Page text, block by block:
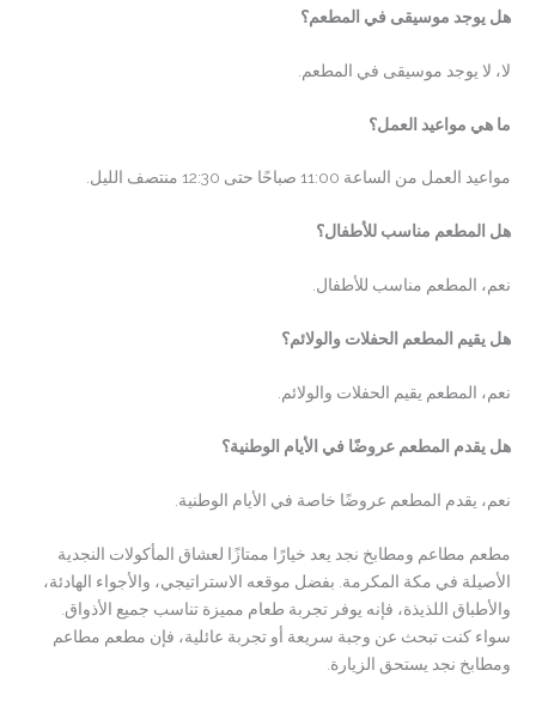
هل يوجد موسيقى في المطعم؟
لا، لا يوجد موسيقى في المطعم.
ما هي مواعيد العمل؟
مواعيد العمل من الساعة 11:00 صباحًا حتى 12:30 منتصف الليل.
هل المطعم مناسب للأطفال؟
نعم، المطعم مناسب للأطفال.
هل يقيم المطعم الحفلات والولائم؟
نعم، المطعم يقيم الحفلات والولائم.
هل يقدم المطعم عروضًا في الأيام الوطنية؟
نعم، يقدم المطعم عروضًا خاصة في الأيام الوطنية.
مطعم مطاعم ومطابخ نجد يعد خيارًا ممتازًا لعشاق المأكولات النجدية
الأصيلة في مكة المكرمة. بفضل موقعه الاستراتيجي، والأجواء الهادئة،
والأطباق اللذيذة، فإنه يوفر تجربة طعام مميزة تناسب جميع الأذواق.
سواء كنت تبحث عن وجبة سريعة أو تجربة عائلية، فإن مطعم مطاعم
ومطابخ نجد يستحق الزيارة.